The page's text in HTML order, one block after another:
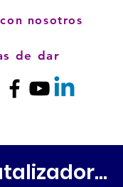
nosotros
de dar